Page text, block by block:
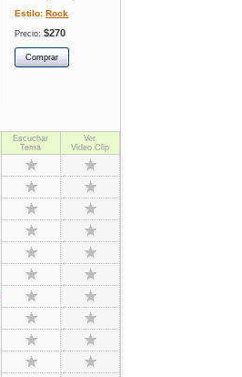
Estilo: Rock
Precio: $270
Escuchar
Tema
Ver
Video Clip